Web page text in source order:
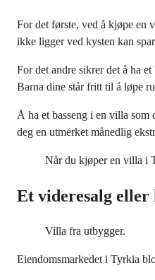
For det første, ved å kjøpe en
ikke ligger ved kysten kan
For det andre sikrer det å ha
Barna dine står fritt til å løpe
Å ha et basseng i en villa
deg en utmerket månedlig
Når du kjøper en villa i
Et videresalg
Villa fra utbygger.
Eiendomsmarkedet i Tyrkia